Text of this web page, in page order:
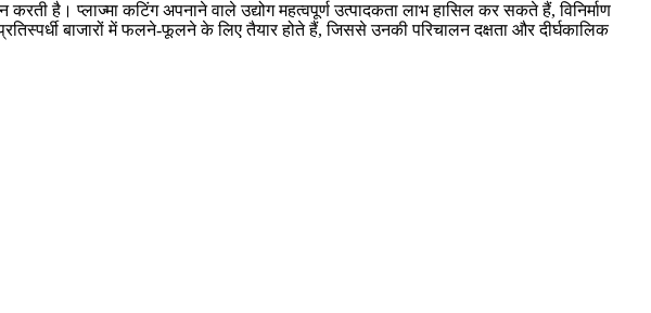
करती है। प्लाज्मा कटिंग अपनाने वाले उद्योग महत्वपूर्ण उत्पादकता लाभ हासिल कर सकते हैं, विनिर्माण
बाजारों में फलने-फूलने के लिए तैयार होते हैं, जिससे उनकी परिचालन दक्षता और दीर्घकालिक